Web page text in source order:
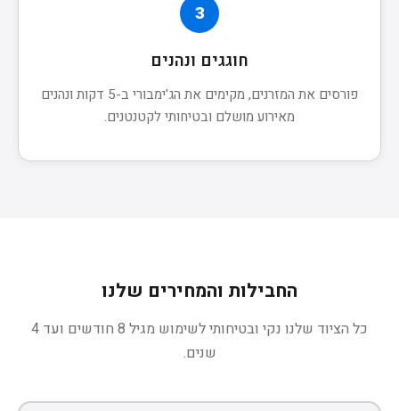
3
חוגגים ונהנים
פורסים את המזרנים, מקימים את הג'ימבורי ב-5 דקות ונהנים
מאירוע מושלם ובטיחותי לקטנטנים.
החבילות והמחירים שלנו
כל הציוד שלנו נקי ובטיחותי לשימוש מגיל 8 חודשים ועד 4
שנים.